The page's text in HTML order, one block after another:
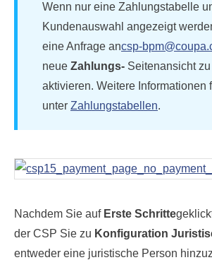
Wenn nur eine Zahlungstabelle
Kundenauswahl angezeigt
eine Anfrage ancsp-
neue Zahlungs- Seitenansicht zu
aktivieren. Weitere Informationen
unter Zahlungstabellen.
Nachdem Sie auf Erste Schritte
der CSP Sie zu Konfiguration
entweder eine juristische Person